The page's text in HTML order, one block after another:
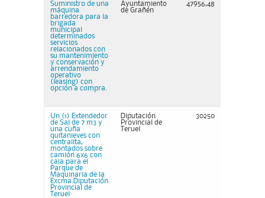
Suministro de una
máquina
barredora para la
brigada
municipal
determinados
servicios
relacionados con
su mantenimiento
y conservación y
arrendamiento
operativo
(leasing) con
opción a compra.
Ayuntamiento
de Grañén
47956,48
Un (1) Extendedor
de Sal de 7 m3 y
una cuña
quitanieves con
centralita,
montados sobre
camión 6x6 con
caja para el
Parque de
Maquinaria de la
Excma.Diputación
Provincial de
Teruel
Diputación
Provincial de
Teruel
30250